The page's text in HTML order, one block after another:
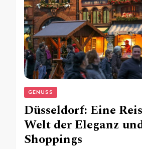
GENUSS
Düsseldorf: Eine
Welt der Eleganz
Shoppings